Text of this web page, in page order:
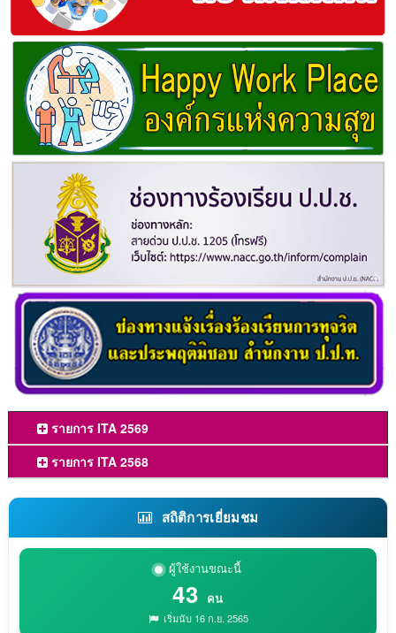
รายการ ITA 2569
รายการ ITA 2568
สถิติการเยี่ยมชม
ผู้ใช้งานขณะนี้
43 คน
เริ่มนับ 16 ก.ย. 2565